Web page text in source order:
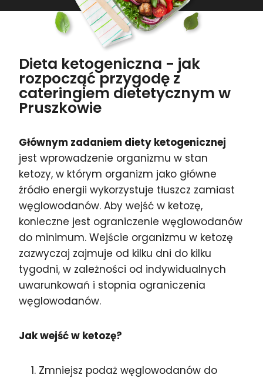
Dieta ketogeniczna - jak
rozpocząć przygodę z
cateringiem dietetycznym w
Pruszkowie
Głównym zadaniem diety ketogenicznej
jest wprowadzenie organizmu w stan
ketozy, w którym organizm jako główne
źródło energii wykorzystuje tłuszcz zamiast
węglowodanów. Aby wejść w ketozę,
konieczne jest ograniczenie węglowodanów
do minimum. Wejście organizmu w ketozę
zazwyczaj zajmuje od kilku dni do kilku
tygodni, w zależności od indywidualnych
uwarunkowań i stopnia ograniczenia
węglowodanów.
Jak wejść w ketozę?
Zmniejsz podaż węglowodanów do